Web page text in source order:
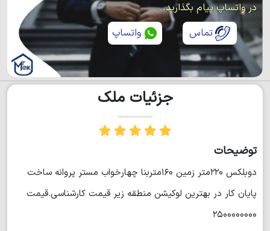
در واتساپ پیام بگذارید.
تماس
واتساپ
جزئیات ملک
توضیحات
دوبلکس ۲۲۰متر زمین ۱۶۰متربنا چهارخواب مستر پروانه ساخت
پایان کار در بهترین لوکیشن منطقه زیر قیمت کارشناسی.قیمت
۲۵۰۰۰۰۰۰۰۰